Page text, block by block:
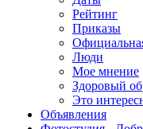
Рейтинг
Приказы
Люди
Мое мнение
Здоровый
Это
Объявления